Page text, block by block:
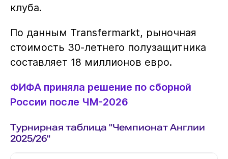
клуба.
По данным Transfermarkt, рыночная
стоимость 30-летнего полузащитника
составляет 18 миллионов евро.
ФИФА приняла решение по сборной
России после ЧМ-2026
Турнирная таблица "Чемпионат Англии
2025/26"